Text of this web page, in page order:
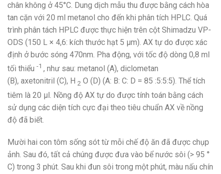
chân không ở 45°C. Dung dịch mẫu thu được bằng cách hòa
tan cặn với 20 ml metanol cho đến khi phân tích HPLC. Quá
trình phân tách HPLC được thực hiện trên cột Shimadzu VP-
ODS (150 L × 4,6: kích thước hạt 5 µm). AX tự do được xác
định ở bước sóng 470nm. Pha động, với tốc độ dòng 0,8 ml
tối thiểu -1 , như sau: metanol (A), diclometan
(B), axetonitril (C), H 2 O (D) (A: B: C: D = 85 :5:5:5). Thể tích
tiêm là 20 μl. Nồng độ AX tự do được tính toán bằng cách
sử dụng các diện tích cực đại theo tiêu chuẩn AX về nồng
độ đã biết.
Mười hai con tôm sống sót từ mỗi chế độ ăn đã được chụp
ảnh. Sau đó, tất cả chúng được đưa vào bể nước sôi (> 95 °
C) trong 3 phút. Sau khi đun sôi trong một phút, màu nấu chín